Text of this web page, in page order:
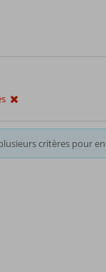
critères pour